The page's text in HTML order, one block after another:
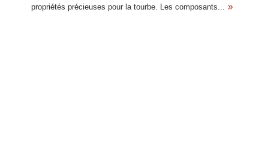
propriétés précieuses pour la tourbe. Les composants...